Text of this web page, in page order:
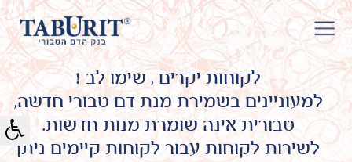
לקוחות יקרים , שימו לב !
למעוניינים בשמירת מנת דם טבורי חדשה,
טבורית אינה שומרת מנות חדשות.
לשירות לקוחות עבור לקוחות קיימים ניתן